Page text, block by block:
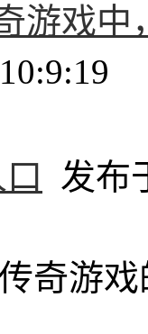
游戏
发布
奇游